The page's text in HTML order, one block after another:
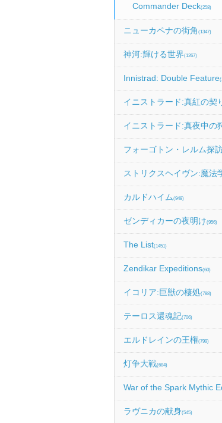
Commander Deck(258)
ニューカペナの街角 (1347)
神河:輝ける世界(1267)
Innistrad: Double Feature
イニストラード:真紅の契
イニストラード:真夜中の
フォーゴトン・レルム探
ストリクスヘイヴン:魔法
カルドハイム (948)
ゼンディカーの夜明け(956)
The List(1451)
Zendikar Expeditions(60)
イコリア:巨獣の棲処(788)
テーロス還魂記(706)
エルドレインの王権(799)
灯争大戦(684)
War of the Spark Mythic
ラヴニカの献身(545)